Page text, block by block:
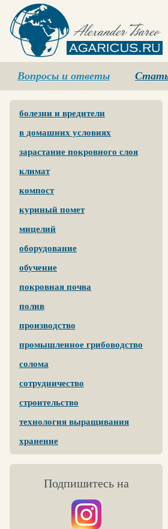
Agaricus.ru
Вопросы и ответы
болезни и вредители
в домашних условиях
зарастание покровного слоя
климат
компост
куриный помет
мицелий
оборудование
обучение
покровная почва
полив
производство
промышленное грибоводство
солома
сотрудничество
строительство
технология выращивания
хранение
Подпишитесь на